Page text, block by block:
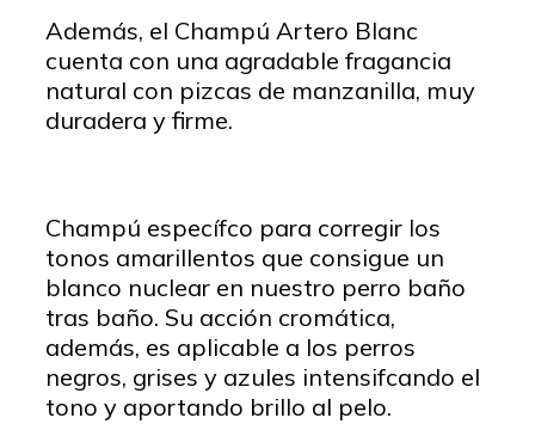
Además, el Champú Artero Blanc
cuenta con una agradable fragancia
natural con pizcas de manzanilla, muy
duradera y firme.
Champú específco para corregir los
tonos amarillentos que consigue un
blanco nuclear en nuestro perro baño
tras baño. Su acción cromática,
además, es aplicable a los perros
negros, grises y azules intensifcando el
tono y aportando brillo al pelo.